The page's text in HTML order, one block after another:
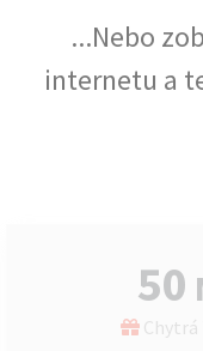
...Nebo
internetu a
50
Chytrá